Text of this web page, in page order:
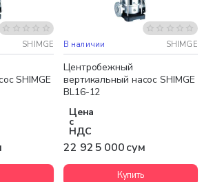
SHIMGE
SHIMGE
Бесплатная доставка
В наличии SHIMGE
Центробежный
вертикальный насос SHIMGE
BL16-12
Цена
с
НДС
22 925 000 сум
Купить